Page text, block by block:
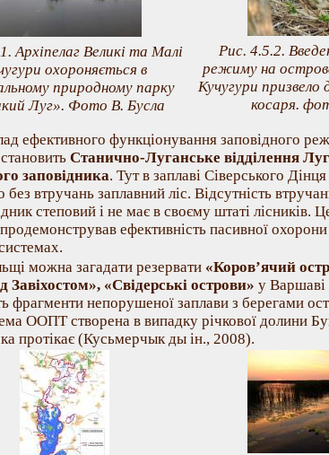
Архіпелаг Великі та Малі
охороняється в
природному парку
Луг». Фото В. Бусла
Рис. 4.5.2.
режиму на
Кучугури призвело
косаря.
ефективного функціонування заповідного
Станично-Луганське відділення
заповідника. Тут в заплаві Сіверського
без втручань заплавний ліс. Відсутність
степовий і не має в своєму штаті лісників.
ефективність пасивної охорони
можна загадати резервати «Коров’ячий
Завіхостом», «Свідерські острови» у Варшаві
фрагменти непорушеної заплави з берегами
ООПТ створена в випадку річкової долини
протікає (Кусьмерчык ды ін., 2008).